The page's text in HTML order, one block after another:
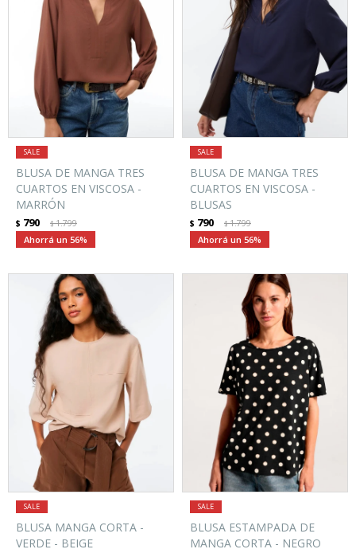
BLUSA DE MANGA TRES
CUARTOS EN VISCOSA -
MARRÓN
$ 790 $1.799
56
BLUSA DE MANGA TRES
CUARTOS EN VISCOSA -
BLUSAS
$ 790 $1.799
56
BLUSA MANGA CORTA -
VERDE - BEIGE
BLUSA ESTAMPADA DE
MANGA CORTA - NEGRO